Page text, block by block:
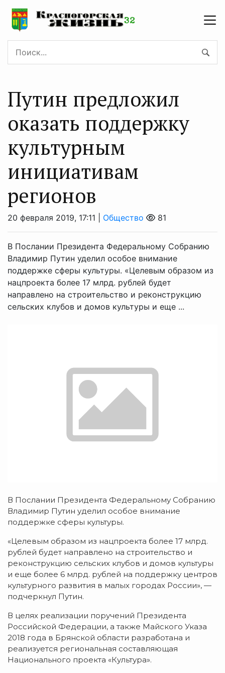
Путин предложил
оказать поддержку
культурным
инициативам
регионов
20 февраля 2019, 17:11 | Общество 81
В Послании Президента Федеральному Собранию
Владимир Путин уделил особое внимание
поддержке сферы культуры. «Целевым образом из
нацпроекта более 17 млрд. рублей будет
направлено на строительство и реконструкцию
сельских клубов и домов культуры и еще ...
В Послании Президента Федеральному Собранию
Владимир Путин уделил особое внимание
поддержке сферы культуры.
«Целевым образом из нацпроекта более 17 млрд.
рублей будет направлено на строительство и
реконструкцию сельских клубов и домов культуры
и еще более 6 млрд. рублей на поддержку центров
культурного развития в малых городах России», —
подчеркнул Путин.
В целях реализации поручений Президента
Российской Федерации, а также Майского Указа
2018 года в Брянской области разработана и
реализуется региональная составляющая
Национального проекта «Культура».